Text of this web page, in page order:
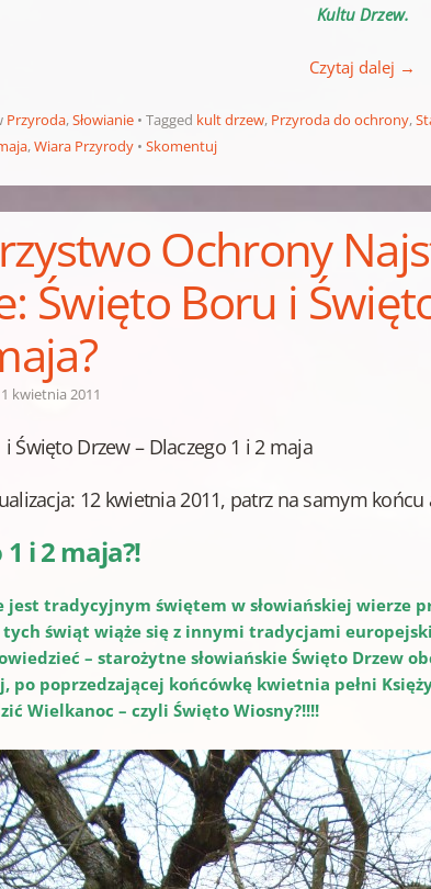
Kultu Drzew.
Czytaj dalej →
Przyroda,Słowianie Tagged kult drzew, Przyroda do ochrony,
,Wiara Przyrody Skomentuj
Ochrony
Święto Boru i
kwietnia 2011
Święto Drzew – Dlaczego 1 i 2 maja
12 kwietnia 2011, patrz na samym końcu
i 2 maja?!
jest tradycyjnym świętem w słowiańskiej wierze
świąt wiąże się z innymi tradycjami
– starożytne słowiańskie Święto Drzew
po poprzedzającej końcówkę kwietnia pełni
Wielkanoc – czyli Święto Wiosny?!!!!